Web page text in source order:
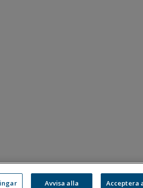
Avvisa alla Acceptera